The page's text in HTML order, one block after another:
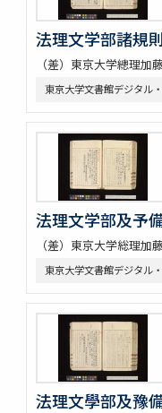
法理文学部諸規
（差）東京大学總理
東京大学文書館デジタル
法理文学部及予
（差）東京大学総理
東京大学文書館デジタル
法理文學部及豫